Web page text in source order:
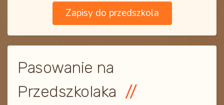
Zapisy do przedszkola
Pasowanie na
Przedszkolaka